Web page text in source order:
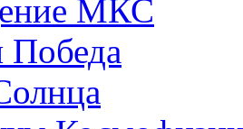
МКС
Победа